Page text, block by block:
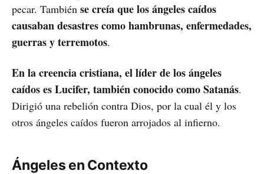
pecar. También se creía que los ángeles caídos
causaban desastres como hambrunas, enfermedades,
guerras y terremotos.
En la creencia cristiana, el líder de los ángeles
caídos es Lucifer, también conocido como Satanás.
Dirigió una rebelión contra Dios, por la cual él y los
otros ángeles caídos fueron arrojados al infierno.
Ángeles en Contexto